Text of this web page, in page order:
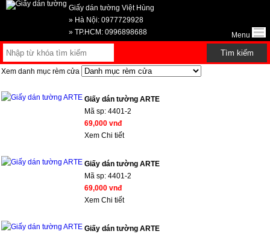
Giấy dán tường Việt Hùng
» Hà Nội: 0977729928
» TP.HCM: 0996898688
Menu
Xem danh mục rèm cửa
Giấy dán tường ARTE
Mã sp: 4401-2
69,000 vnđ
Xem Chi tiết
Giấy dán tường ARTE
Mã sp: 4401-2
69,000 vnđ
Xem Chi tiết
Giấy dán tường ARTE